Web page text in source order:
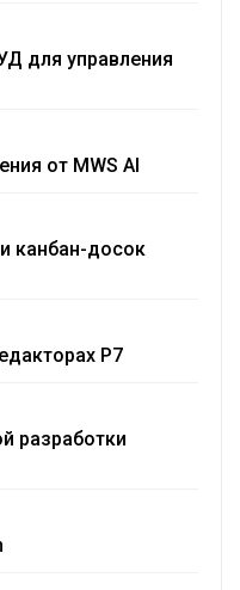
для управления
от MWS AI
канбан-досок
Р7
разработки